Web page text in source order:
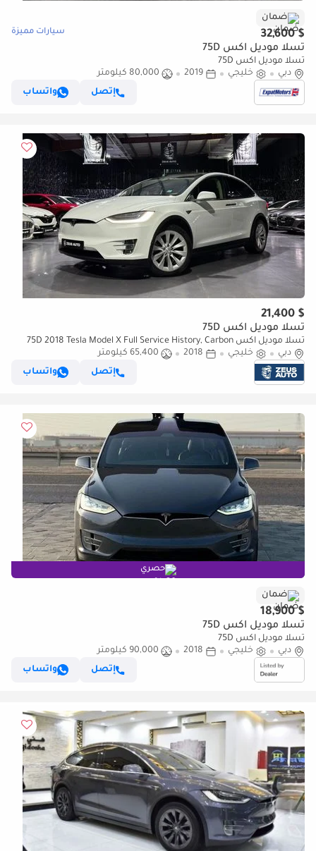
ضمان
$ 32,600 سيارات مميزة
تسلا موديل اكس 75D
تسلا موديل اكس 75D
دبي
خليجي 2019
80,000 كيلومتر
إتصل
واتساب
$ 21,400
تسلا موديل اكس 75D
تسلا موديل اكس 75D 2018 Tesla Model X Full Service History, Carbon
Fiber Package, Falcon Wing, GCC
دبي خليجي 2018
65,400 كيلومتر
إتصل
واتساب
حصري
ضمان
$ 18,900
تسلا موديل اكس 75D
تسلا موديل اكس 75D
دبي
خليجي 2018
90,000 كيلومتر
إتصل
واتساب